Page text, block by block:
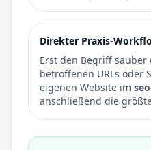
Direkter Praxis-
Erst den Begriff
betroffenen URLs oder
eigenen Website im
anschließend die